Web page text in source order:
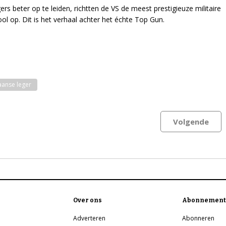
beter op te leiden, richtten de VS de meest prestigieuze militaire
op. Dit is het verhaal achter het échte Top Gun.
leger
Volgende
Over ons
Adverteren Abonneren